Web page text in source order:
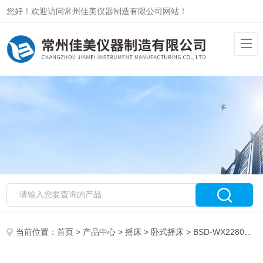
您好！欢迎访问常州佳美仪器制造有限公司网站！
当前位置：首页 > 产品中心 >摇床 > 卧式摇床 > BSD-WX2280卧式摇床